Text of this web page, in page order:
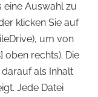
Auswahl zu
klicken Sie auf
um von
oben rechts). Die
als Inhalt
Jede Datei